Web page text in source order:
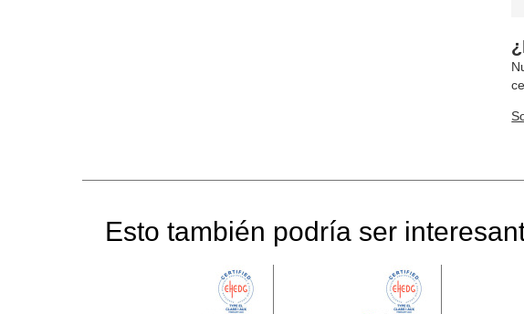
Esto también podría ser